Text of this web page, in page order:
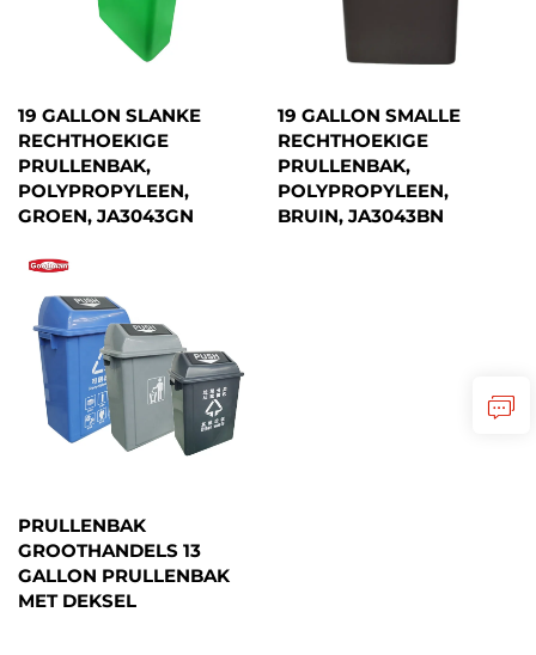
19 GALLON SLANKE
RECHTHOEKIGE
PRULLENBAK,
POLYPROPYLEEN,
GROEN, JA3043GN
19 GALLON SMALLE
RECHTHOEKIGE
PRULLENBAK,
POLYPROPYLEEN,
BRUIN, JA3043BN
PRULLENBAK
GROOTHANDELS 13
GALLON PRULLENBAK
MET DEKSEL